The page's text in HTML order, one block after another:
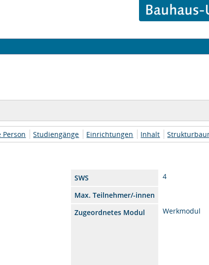
Person Studiengänge Einrichtungen Inhalt
SWS
4
Max. Teilnehmer/-innen
Zugeordnetes Modul
Werkmodul